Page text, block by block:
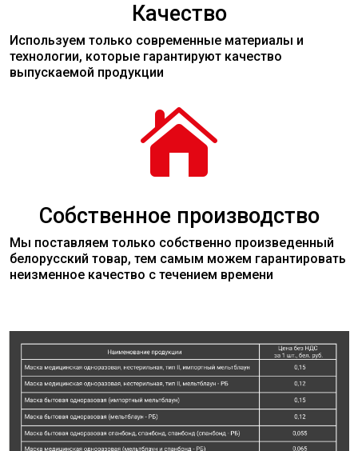
Качество
Используем только современные материалы и
технологии, которые гарантируют качество
выпускаемой продукции

Собственное производство
Мы поставляем только собственно произведенный
белорусский товар, тем самым можем гарантировать
неизменное качество с течением времени